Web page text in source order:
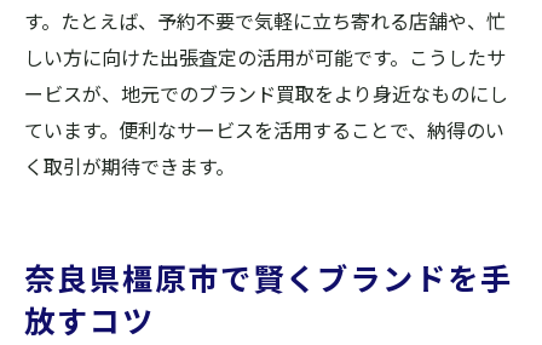
す。たとえば、予約不要で気軽に立ち寄れる店舗や、忙
しい方に向けた出張査定の活用が可能です。こうしたサ
ービスが、地元でのブランド買取をより身近なものにし
ています。便利なサービスを活用することで、納得のい
く取引が期待できます。
奈良県橿原市で賢くブランドを手
放すコツ